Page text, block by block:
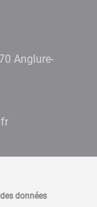
Anglure-
données